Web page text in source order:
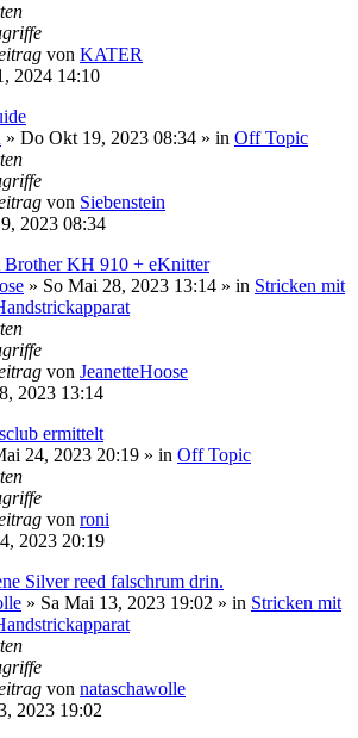
von KATER
2024 14:10
» Do Okt 19, 2023 08:34 » in Off Topic
von Siebenstein
2023 08:34
Brother KH 910 + eKnitter
» So Mai 28, 2023 13:14 » in Stricken mit
von JeanetteHoose
2023 13:14
ermittelt
24, 2023 20:19 » in Off Topic
von roni
2023 20:19
Silver reed falschrum drin.
» Sa Mai 13, 2023 19:02 » in Stricken mit
von nataschawolle
2023 19:02